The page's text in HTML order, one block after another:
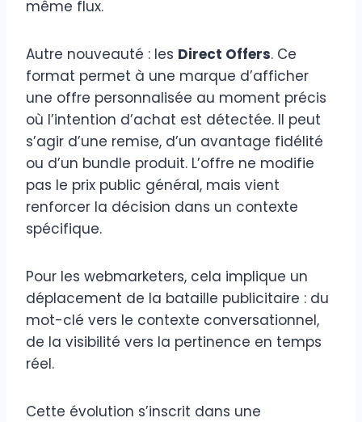
même flux.
Autre nouveauté : les Direct Offers. Ce
format permet à une marque d’afficher
une offre personnalisée au moment précis
où l’intention d’achat est détectée. Il peut
s’agir d’une remise, d’un avantage fidélité
ou d’un bundle produit. L’offre ne modifie
pas le prix public général, mais vient
renforcer la décision dans un contexte
spécifique.
Pour les webmarketers, cela implique un
déplacement de la bataille publicitaire : du
mot-clé vers le contexte conversationnel,
de la visibilité vers la pertinence en temps
réel.
Cette évolution s’inscrit dans une